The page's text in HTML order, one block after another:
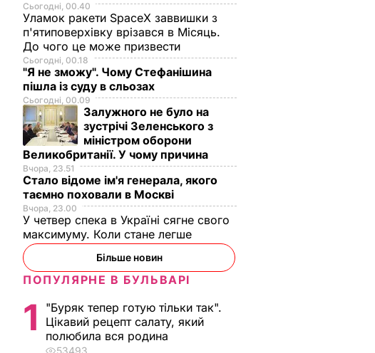
Сьогодні, 00.40
Уламок ракети SpaceX заввишки з
п'ятиповерхівку врізався в Місяць.
До чого це може призвести
Сьогодні, 00.18
"Я не зможу". Чому Стефанішина
пішла із суду в сльозах
Сьогодні, 00.09
Залужного не було на
зустрічі Зеленського з
міністром оборони
Великобританії. У чому причина
Вчора, 23.51
Стало відоме ім'я генерала, якого
таємно поховали в Москві
Вчора, 23.00
У четвер спека в Україні сягне свого
максимуму. Коли стане легше
Більше новин
ПОПУЛЯРНЕ В БУЛЬВАРІ
1
"Буряк тепер готую тільки так".
Цікавий рецепт салату, який
полюбила вся родина
53493